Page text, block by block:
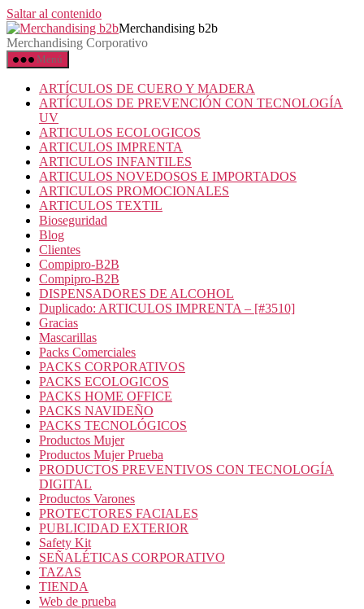
Saltar al contenido
Merchandising b2b
Merchandising Corporativo
Menú
ARTÍCULOS DE CUERO Y MADERA
ARTÍCULOS DE PREVENCIÓN CON TECNOLOGÍA
UV
ARTICULOS ECOLOGICOS
ARTICULOS IMPRENTA
ARTICULOS INFANTILES
ARTICULOS NOVEDOSOS E IMPORTADOS
ARTICULOS PROMOCIONALES
ARTICULOS TEXTIL
Bioseguridad
Blog
Clientes
Compipro-B2B
Compipro-B2B
DISPENSADORES DE ALCOHOL
Duplicado: ARTICULOS IMPRENTA – [#3510]
Gracias
Mascarillas
Packs Comerciales
PACKS CORPORATIVOS
PACKS ECOLOGICOS
PACKS HOME OFFICE
PACKS NAVIDEÑO
PACKS TECNOLÓGICOS
Productos Mujer
Productos Mujer Prueba
PRODUCTOS PREVENTIVOS CON TECNOLOGÍA
DIGITAL
Productos Varones
PROTECTORES FACIALES
PUBLICIDAD EXTERIOR
Safety Kit
SEÑALÉTICAS CORPORATIVO
TAZAS
TIENDA
Web de prueba